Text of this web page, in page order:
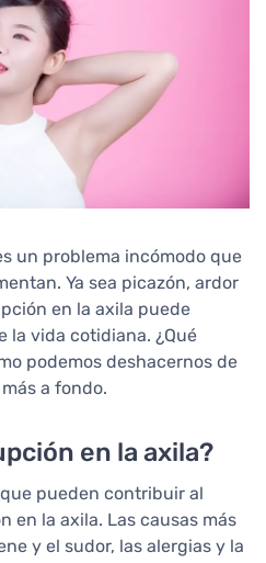
un problema incómodo que
Ya sea picazón, ardor
en la axila puede
vida cotidiana. ¿Qué
podemos deshacernos de
a fondo.
en la axila?
pueden contribuir al
en la axila. Las causas más
y el sudor, las alergias y la